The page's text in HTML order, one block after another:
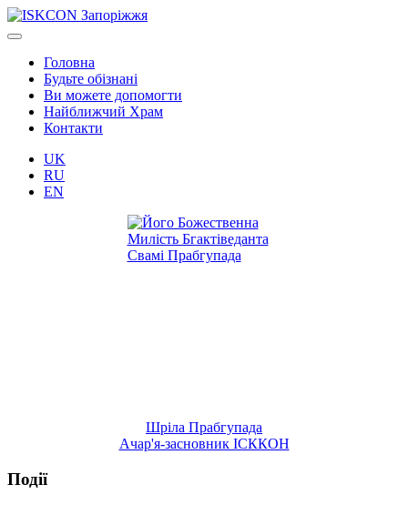
Головна
Будьте обізнані
Ви можете допомогти
Найближчий Храм
Контакти
UK
RU
EN
Шріла Прабгупада
Ачар'я-засновник ІСККОН
Події